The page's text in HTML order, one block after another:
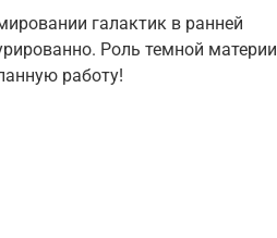
галактик в ранней
Роль темной материи
работу!